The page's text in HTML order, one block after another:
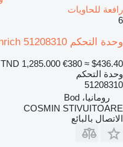
رافعة للحاويات
6
وحدة التحكم Jungheinrich 51208310 لـ رافعة للحاويات
TND 1,285.000 €380 ≈ $436.40
وحدة التحكم
51208310
رومانيا، Bod
COSMIN STIVUITOARE
الاتصال بالبائع